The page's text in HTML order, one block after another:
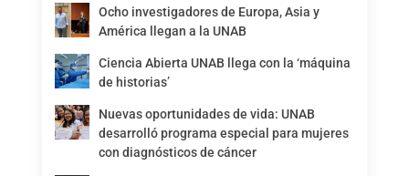
Ocho investigadores de Europa, Asia y
América llegan a la UNAB
Ciencia Abierta UNAB llega con la ‘máquina
de historias’
Nuevas oportunidades de vida: UNAB
desarrolló programa especial para mujeres
con diagnósticos de cáncer